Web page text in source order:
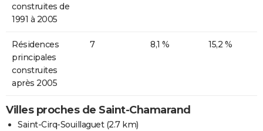
construites de
1991 à 2005
Résidences
principales
construites
après 2005
7 8,1 % 15,2 %
Villes proches de Saint-Chamarand
Saint-Cirq-Souillaguet(2.7 km)